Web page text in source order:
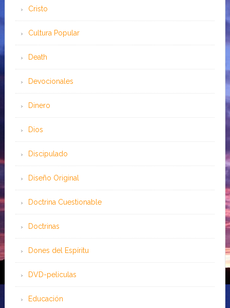
Cristo
Cultura Popular
Death
Devocionales
Dinero
Dios
Discipulado
Diseño Original
Doctrina Cuestionable
Doctrinas
Dones del Espíritu
DVD-peliculas
Educación